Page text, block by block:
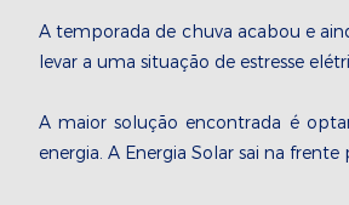
A temporada de chuva acabou e
levar a uma situação de estresse
A maior solução encontrada é
energia. A Energia Solar sai na